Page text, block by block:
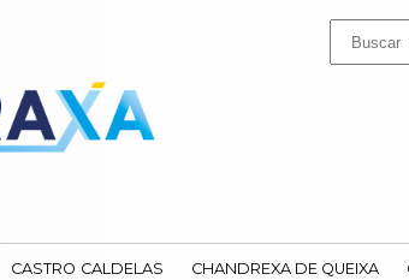
CASTRO CALDELAS CHANDREXA DE QUEIXA